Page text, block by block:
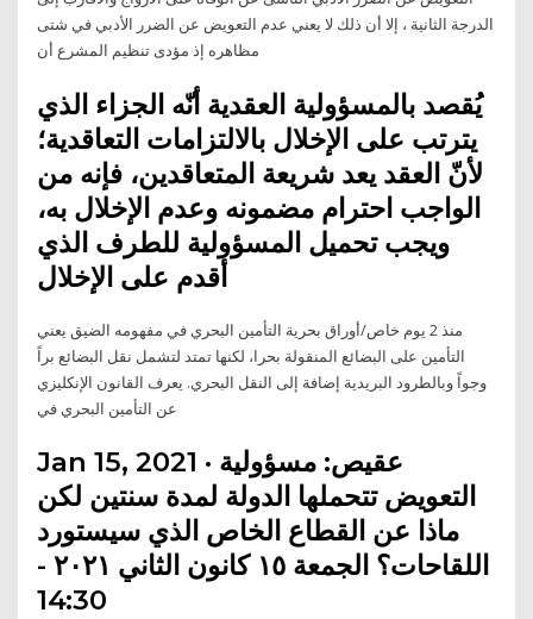
الدرجة الثانية ، إلا أن ذلك لا يعني عدم التعويض عن الضرر الأدبي في شتى
مظاهره إذ مؤدى تنظيم المشرع أن
يُقصد بالمسؤولية العقدية أنّه الجزاء الذي
يترتب على الإخلال بالالتزامات التعاقدية؛
لأنّ العقد يعد شريعة المتعاقدين، فإنه من
الواجب احترام مضمونه وعدم الإخلال به،
ويجب تحميل المسؤولية للطرف الذي
أقدم على الإخلال
منذ 2 يوم خاص/أوراق بحرية التأمين البحري في مفهومه الضيق يعني
التأمين على البضائع المنقولة بحرا، لكنها تمتد لتشمل نقل البضائع براً
وجواً وبالطرود البريدية إضافة إلى النقل البحري. يعرف القانون الإنكليزي
عن التأمين البحري في
Jan 15, 2021 · عقيص: مسؤولية
التعويض تتحملها الدولة لمدة سنتين لكن
ماذا عن القطاع الخاص الذي سيستورد
اللقاحات؟ الجمعة ١٥ كانون الثاني ٢٠٢١ -
14:30